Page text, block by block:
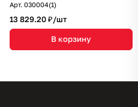
Арт. 030004(1)
13 829.20 ₽/шт
В корзину